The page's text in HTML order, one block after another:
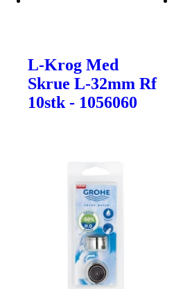
L-Krog Med
Skrue L-32mm Rf
10stk - 1056060